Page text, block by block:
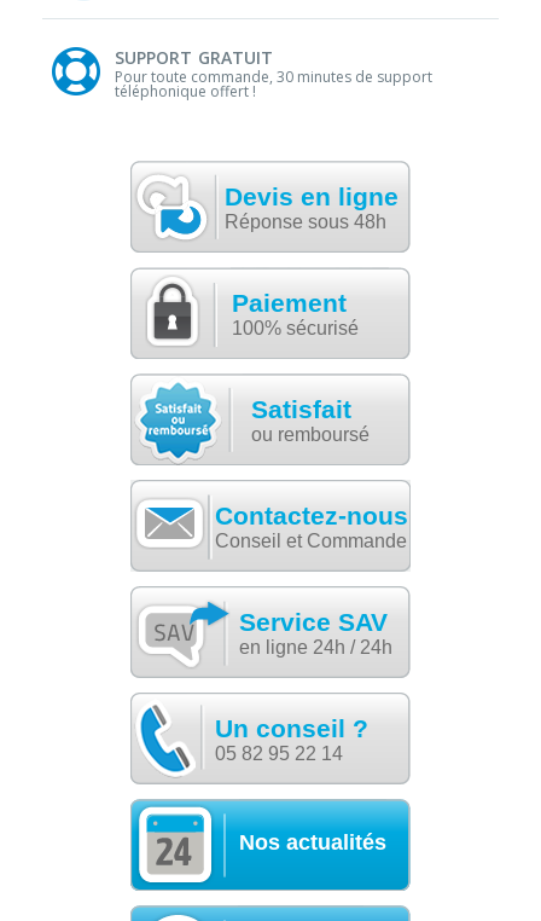
SUPPORT GRATUIT
Pour toute commande, 30 minutes de support
téléphonique offert !
Devis en ligne
Réponse sous 48h
Paiement
100% sécurisé
Satisfait
ou remboursé
Contactez-nous
Conseil et Commande
Service SAV
en ligne 24h / 24h
Un conseil ?
05 82 95 22 14
Nos actualités